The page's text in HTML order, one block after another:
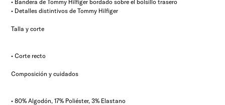
• Bandera de Tommy Hilfiger bordado sobre el bolsillo trasero
• Detalles distintivos de Tommy Hilfiger
Talla y corte
• Corte recto
Composición y cuidados
• 80% Algodón, 17% Poliéster, 3% Elastano